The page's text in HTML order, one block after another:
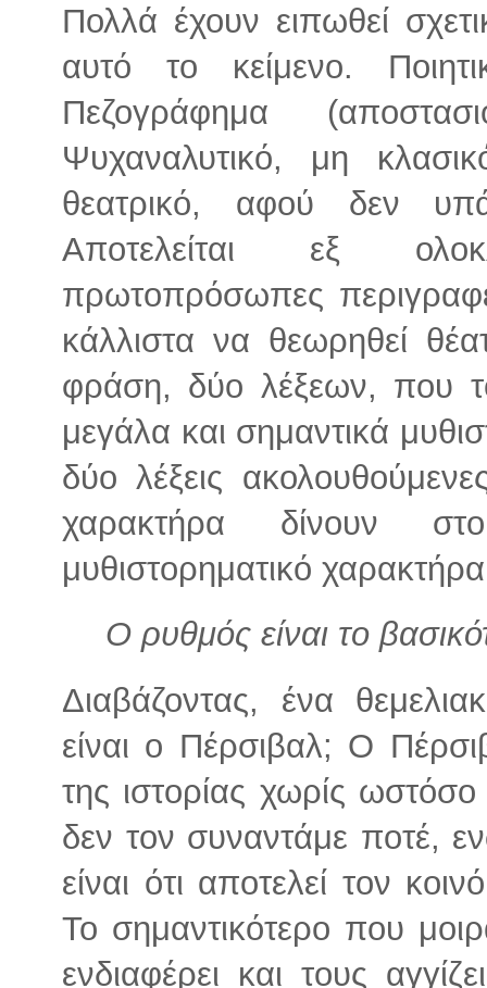
Πολλά έχουν ειπωθεί
αυτό το κείμενο.
Πεζογράφημα
Ψυχαναλυτικό, μη
θεατρικό, αφού δεν
Αποτελείται εξ
πρωτοπρόσωπες
κάλλιστα να θεωρηθεί
φράση, δύο λέξεων, που
μεγάλα και σημαντικά
δύο λέξεις
χαρακτήρα δίνουν
μυθιστορηματικό
Ο ρυθμός είναι το
Διαβάζοντας, ένα
είναι ο Πέρσιβαλ; Ο
της ιστορίας χωρίς
δεν τον συναντάμε ποτέ,
είναι ότι αποτελεί τον
Το σημαντικότερο που
ενδιαφέρει και τους